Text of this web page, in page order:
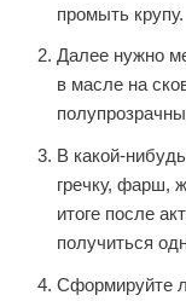
промыть крупу.
Далее нужно
в масле на
В какой-
гречку, фарш,
итоге после
получиться
Сформируйте